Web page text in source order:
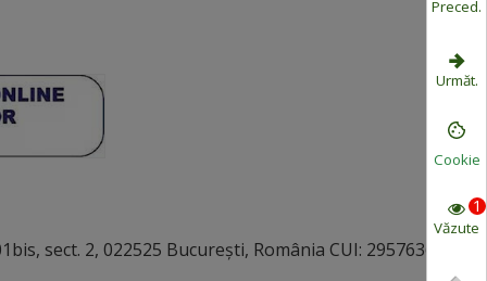
sect. 2, 022525 București, România CUI: 29576363,
Preced.
Următ.
Cookie
Văzute
1